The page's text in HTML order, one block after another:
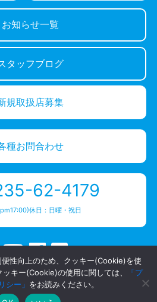
知らせ一覧
タッフブログ
規取扱店募集
種お問合わせ
62-4179
休日：日曜・祝日
スノーボード専用高性能ワックス ・HAYASHIWAX.
性向上のため、クッキー(Cookie)を使
キー(Cookie)の使用に関しては、
「プ
シー」 をお読みください。